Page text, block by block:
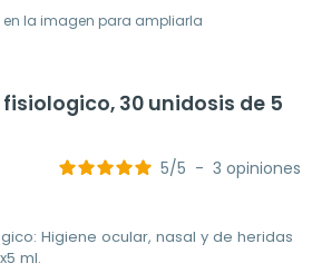
en la imagen para ampliarla
30 unidosis de 5
5/5 - 3 opiniones
Higiene ocular, nasal y de heridas
ml.